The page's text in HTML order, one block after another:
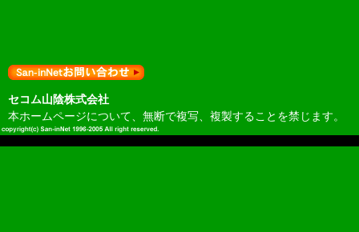
セコム山陰株式会社
本ホームページについて、無断で複写、複製することを禁じます。